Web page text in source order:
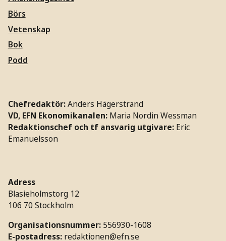
Börs
Vetenskap
Bok
Podd
Chefredaktör:Anders Hägerstrand
VD, EFN Ekonomikanalen: Maria Nordin Wessman
Redaktionschef och tf ansvarig utgivare: Eric
Emanuelsson
Adress
Blasieholmstorg 12
106 70 Stockholm
Organisationsnummer: 556930-1608
E-postadress: redaktionen@efn.se